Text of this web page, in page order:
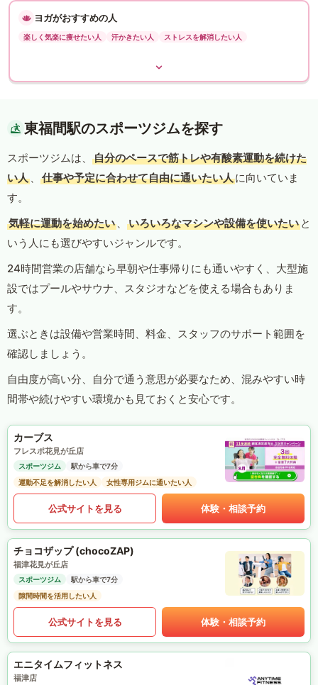
ヨガがおすすめの人
楽しく気楽に痩せたい人 汗かきたい人 ストレスを解消したい人
東福間駅のスポーツジムを探す
スポーツジムは、
自分のペースで筋トレや有酸素運動を続けた
い人 、 仕事や予定に合わせて自由に通いたい人に向いていま
す。
気軽に運動を始めたい 、 いろいろなマシンや設備を使いたい と
いう人にも選びやすいジャンルです。
24時間営業の店舗なら早朝や仕事帰りにも通いやすく、大型施
設ではプールやサウナ、スタジオなどを使える場合もありま
す。
選ぶときは設備や営業時間、料金、スタッフのサポート範囲を
確認しましょう。
自由度が高い分、自分で通う意思が必要なため、混みやすい時
間帯や続けやすい環境かも見ておくと安心です。
カーブス
フレスポ花見が丘店
スポーツジム
駅から車で7分
運動不足を解消したい人
女性専用ジムに通いたい人
公式サイトを見る 体験・相談予約
チョコザップ (chocoZAP)
福津花見が丘店
スポーツジム
駅から車で7分
隙間時間を活用したい人
公式サイトを見る 体験・相談予約
エニタイムフィットネス
福津店